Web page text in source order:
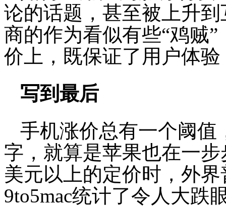
论的话题，甚至被上升
商的作为看似有些“鸡贼
价上，既保证了用户体
写到最后
手机涨价总有一个阈值
字，就算是苹果也在一步
美元以上的定价时，外
9to5mac统计了令人大跌